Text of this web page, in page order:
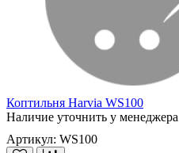
Коптильня Harvia WS100
Наличие уточнить у менеджера
Артикул: WS100